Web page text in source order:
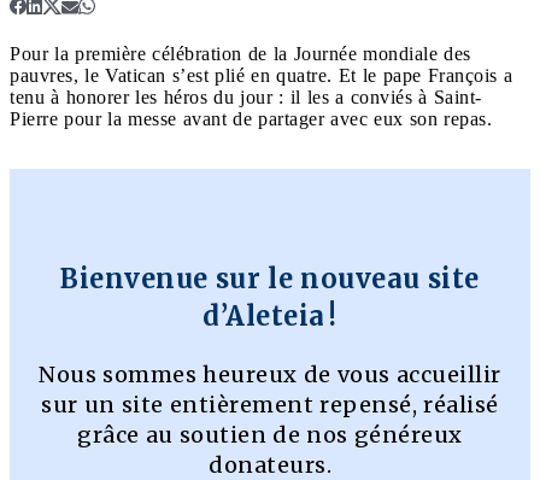
Pour la première célébration de la Journée mondiale des
pauvres, le Vatican s’est plié en quatre. Et le pape François a
tenu à honorer les héros du jour : il les a conviés à Saint-
Pierre pour la messe avant de partager avec eux son repas.
Bienvenue sur le nouveau site
d’Aleteia !
Nous sommes heureux de vous accueillir
sur un site entièrement repensé, réalisé
grâce au soutien de nos généreux
donateurs.